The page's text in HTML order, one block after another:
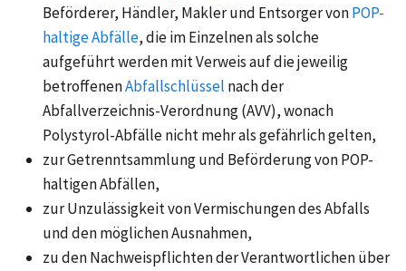
Beförderer, Händler, Makler und Entsorger vonPOP-
haltige Abfälle, die im Einzelnen als solche
aufgeführt werden mit Verweis auf die jeweilig
betroffenenAbfallschlüssel nach der
Abfallverzeichnis-Verordnung (AVV), wonach
Polystyrol-Abfälle nicht mehr als gefährlich gelten,
zur Getrenntsammlung und Beförderung von POP-
haltigen Abfällen,
zur Unzulässigkeit von Vermischungen des Abfalls
und den möglichen Ausnahmen,
zu den Nachweispflichten der Verantwortlichen über